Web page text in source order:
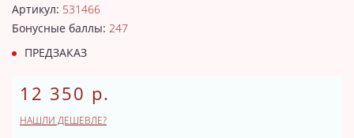
Артикул: 531466
Бонусные баллы: 247
ПРЕДЗАКАЗ
12 350 р.
НАШЛИ ДЕШЕВЛЕ?